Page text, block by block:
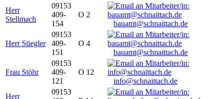
Herr
Stellmach
09153
409-
154
O 2
bauamt@schnaittach.de
Herr Stiegler
09153
409-
151
O 4
bauamt@schnaittach.de
Frau Stöhr
09153
409-
121
O 12
info@schnaittach.de
Herr
09153